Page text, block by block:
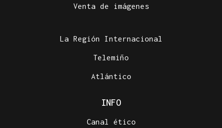
Venta de imágenes
La Región Internacional
Telemiño
Atlántico
INFO
Canal ético